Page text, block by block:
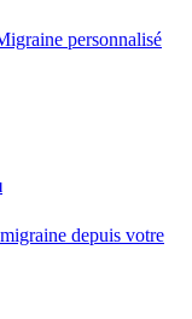
personnalisé
depuis votre